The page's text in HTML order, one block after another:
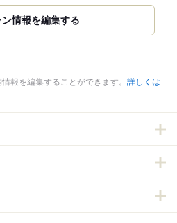
報を編集することができます。 詳しくは